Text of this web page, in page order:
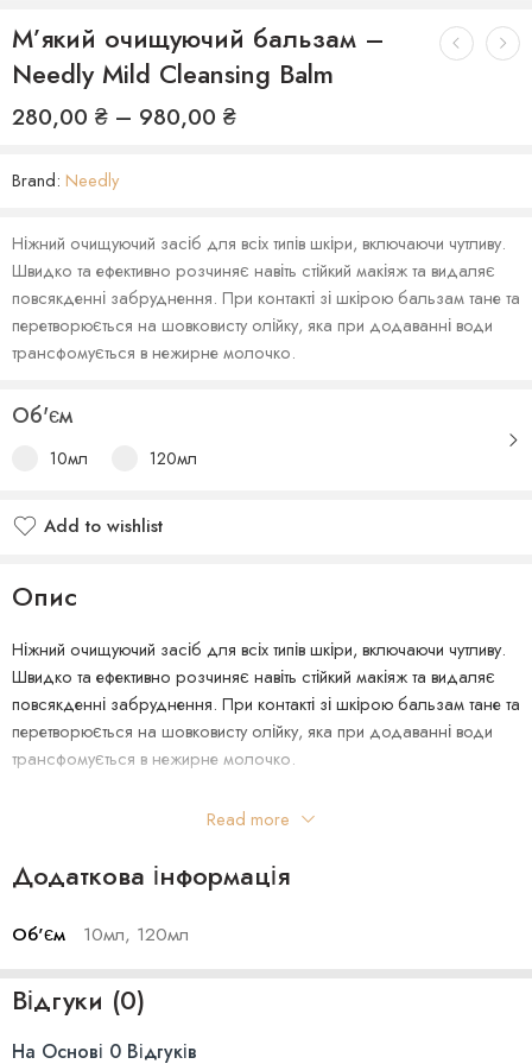
М’який очищуючий бальзам –
Needly Mild Cleansing Balm
280,00 ₴ – 980,00 ₴
Brand: Needly
Ніжний очищуючий засіб для всіх типів шкіри, включаючи чутливу.
Швидко та ефективно розчиняє навіть стійкий макіяж та видаляє
повсякденні забруднення. При контакті зі шкірою бальзам тане та
перетворюється на шовковисту олійку, яка при додаванні води
трансфомується в нежирне молочко.
Об'єм
10мл 120мл
Add to wishlist
Опис
Ніжний очищуючий засіб для всіх типів шкіри, включаючи чутливу.
Швидко та ефективно розчиняє навіть стійкий макіяж та видаляє
повсякденні забруднення. При контакті зі шкірою бальзам тане та
перетворюється на шовковисту олійку, яка при додаванні води
трансфомується в нежирне молочко.
Після вмивання Needly Mild Cleansing Balm шкіра залишається
рахунок відсутності агресивних ПАР прекрасно підходить для
очищення шкіри з підвищеною чутливістю і ослабленою
складі суміш легких натуральних масел, насичених вітамінами і
проникають глибоко в пори і розчиняють забруднення.
Read more
Додаткова інформація
Об'єм 10мл, 120мл
Відгуки (0)
На Основі 0 Відгуків